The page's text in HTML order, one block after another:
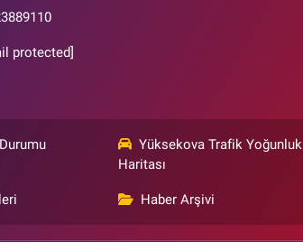
protected]
Yüksekova Trafik Yoğunluk
Haritası
Haber Arşivi